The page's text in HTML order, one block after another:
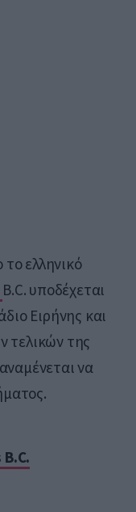
ελληνικό
B.C. υποδέχεται
Ειρήνης και
τελικών της
να